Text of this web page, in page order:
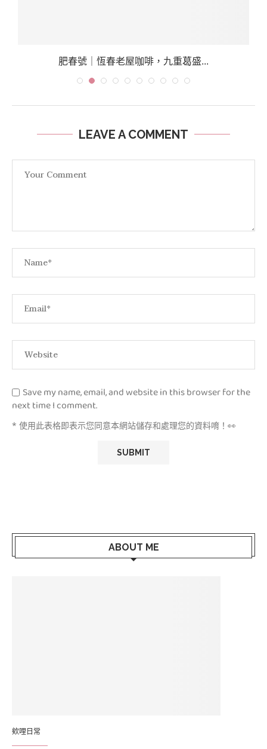
肥春號｜恆春老屋咖啡，九重葛盛...
LEAVE A COMMENT
Save my name, email, and website in this browser for the
next time I comment.
* 使用此表格即表示您同意本網站儲存和處理您的資料唷！👀
ABOUT ME
欸哩日常